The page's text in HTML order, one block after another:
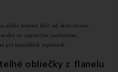
môže mierne líšiť od skutočnosti.
so zapnutým zapínaním.
pri najnižších teplotách.
obliečky z flanelu